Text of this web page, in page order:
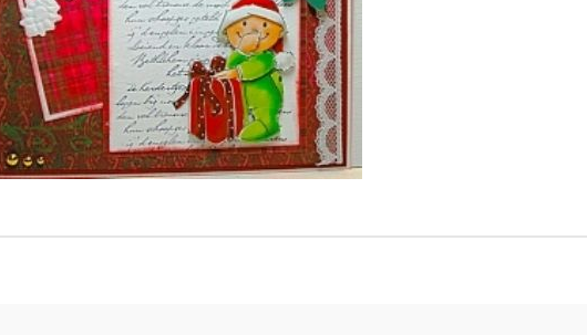
ДЕКОРАТИВНИ И ПЕЧАТИ ЗА
ВОСЪК
ГУМЕНИ ПЕЧАТИ
ПОЛИМЕРНИ ПЕЧАТИ И
АКСЕСОАРИ
ХАРТИИ, ЗАГОТОВКИ ЗА
КАРТИЧКИ, ПЛИКОВЕ
Tweet